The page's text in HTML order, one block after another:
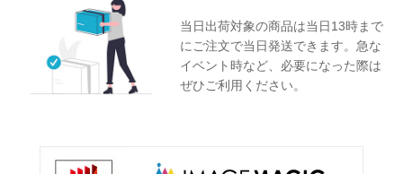
株式会社イメージ・マジック 個人情報問合せ窓口
〒112-0002 東京都文京区小石川1－3－11 ライジングスク
エア後楽園5F
Mail：privacy@imagemagic.co.jp
※ 土曜日・日曜日、祝日、年末年始、ゴールデンウィーク
ご本人様が、当社に個人情報を提供されるかどうかは任意
当日出荷対象の商品は当日13時まで
にご注文で当日発送できます。急な
イベント時など、必要になった際は
ぜひご利用ください。